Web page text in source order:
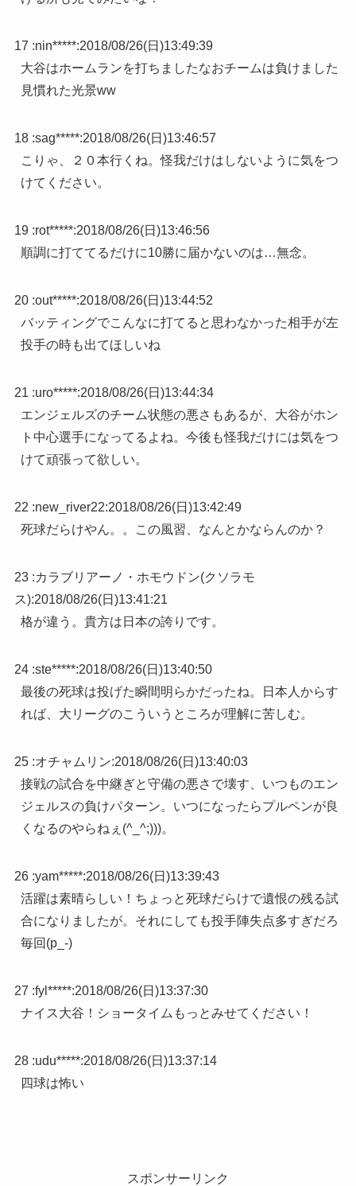
17 :nin*****:2018/08/26(日)13:49:39
大谷はホームランを打ちましたなおチームは負けました
見慣れた光景ww
18 :sag*****:2018/08/26(日)13:46:57
こりゃ、２０本行くね。怪我だけはしないように気をつ
けてください。
19 :rot*****:2018/08/26(日)13:46:56
順調に打ててるだけに10勝に届かないのは…無念。
20 :out*****:2018/08/26(日)13:44:52
バッティングでこんなに打てると思わなかった相手が左
投手の時も出てほしいね
21 :uro*****:2018/08/26(日)13:44:34
エンジェルズのチーム状態の悪さもあるが、大谷がホン
ト中心選手になってるよね。今後も怪我だけには気をつ
けて頑張って欲しい。
22 :new_river22:2018/08/26(日)13:42:49
死球だらけやん。。この風習、なんとかならんのか？
23 :カラブリアーノ・ホモウドン(クソラモ
ス):2018/08/26(日)13:41:21
格が違う。貴方は日本の誇りです。
24 :ste*****:2018/08/26(日)13:40:50
最後の死球は投げた瞬間明らかだったね。日本人からす
れば、大リーグのこういうところが理解に苦しむ。
25 :オチャムリン:2018/08/26(日)13:40:03
接戦の試合を中継ぎと守備の悪さで壊す、いつものエン
ジェルスの負けパターン。いつになったらプルペンが良
くなるのやらねぇ(^_^;)))。
26 :yam*****:2018/08/26(日)13:39:43
活躍は素晴らしい！ちょっと死球だらけで遺恨の残る試
合になりましたが。それにしても投手陣失点多すぎだろ
毎回(p_-)
27 :fyl*****:2018/08/26(日)13:37:30
ナイス大谷！ショータイムもっとみせてください！
28 :udu*****:2018/08/26(日)13:37:14
四球は怖い
スポンサーリンク